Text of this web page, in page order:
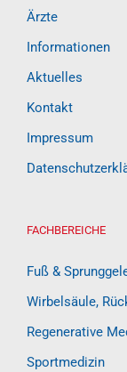
Ärzte
Informationen
Aktuelles
Kontakt
Impressum
FACHBEREICHE
Fuß &
Wirbelsäule,
Regenerative
Sportmedizin